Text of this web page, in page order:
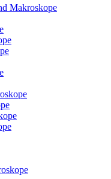
Makroskope